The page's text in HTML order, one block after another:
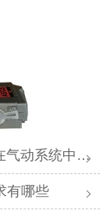
中作用是什么
有哪些